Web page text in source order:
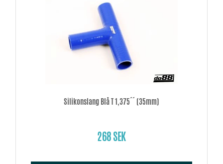
Silikonslang Blå T 1,375´´ (35mm)
268 SEK